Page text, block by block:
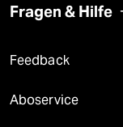
Fragen & Hilfe
Feedback
Aboservice